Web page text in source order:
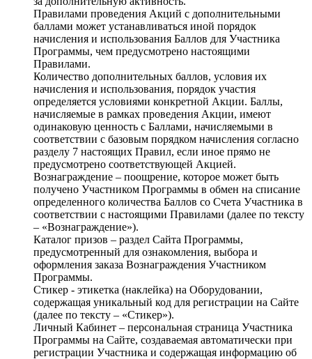
Правилами проведения Акций с дополнительными
баллами может устанавливаться иной порядок
начисления и использования Баллов для Участника
Программы, чем предусмотрено настоящими
Правилами.
Количество дополнительных баллов, условия их
начисления и использования, порядок участия
определяется условиями конкретной Акции. Баллы,
начисляемые в рамках проведения Акции, имеют
одинаковую ценность с Баллами, начисляемыми в
соответствии с базовым порядком начисления согласно
разделу 7 настоящих Правил, если иное прямо не
предусмотрено соответствующей Акцией.
Вознаграждение – поощрение, которое может быть
получено Участником Программы в обмен на списание
определенного количества Баллов со Счета Участника в
соответствии с настоящими Правилами (далее по тексту
– «Вознаграждение»).
Каталог призов – раздел Сайта Программы,
предусмотренный для ознакомления, выбора и
оформления заказа Вознаграждения Участником
Программы.
Стикер - этикетка (наклейка) на Оборудовании,
содержащая уникальный код для регистрации на Сайте
(далее по тексту – «Стикер»).
Личный Кабинет – персональная страница Участника
Программы на Сайте, создаваемая автоматически при
регистрации Участника и содержащая информацию об